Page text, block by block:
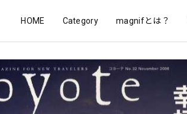
HOME Category magnifとは？